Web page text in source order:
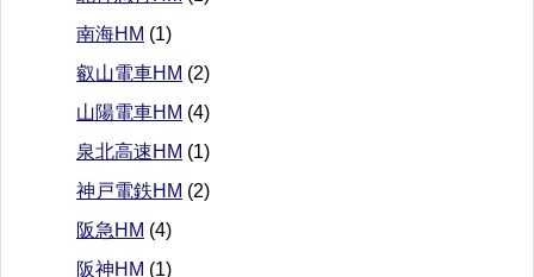
南海HM (1)
叡山電車HM (2)
山陽電車HM (4)
泉北高速HM (1)
神戸電鉄HM (2)
阪急HM (4)
阪神HM (1)